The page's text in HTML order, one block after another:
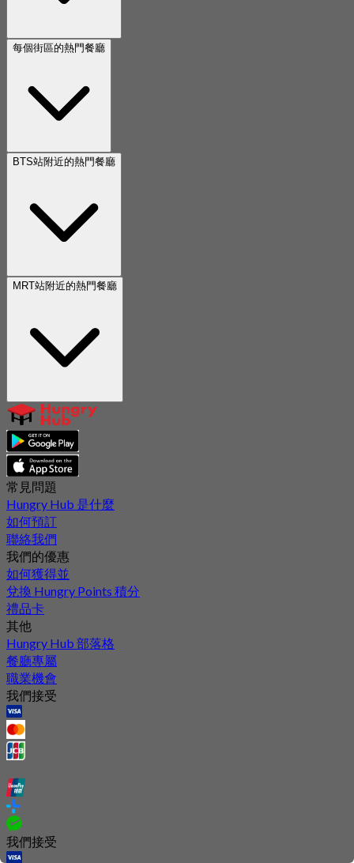
每個街區的熱門餐廳
BTS站附近的熱門餐廳
MRT站附近的熱門餐廳
常見問題
Hungry Hub 是什麼
如何預訂
聯絡我們
我們的優惠
如何獲得並
兌換 Hungry Points 積分
禮品卡
其他
Hungry Hub 部落格
餐廳專屬
職業機會
我們接受
我們接受